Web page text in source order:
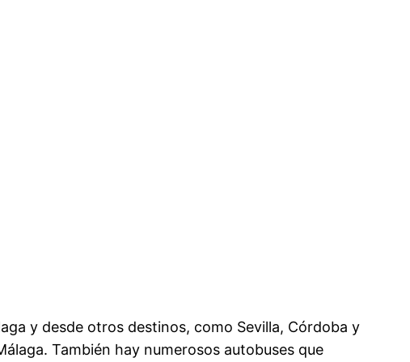
y desde otros destinos, como Sevilla, Córdoba y
También hay numerosos autobuses que